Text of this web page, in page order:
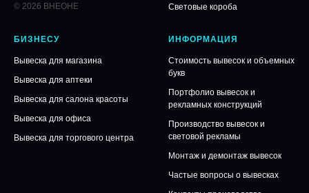
© 2026 ВНЕОНЕ
Световые короба
БИЗНЕСУ
Вывеска для магазина
Вывеска для аптеки
Вывеска для салона красоты
Вывеска для офиса
Вывеска для торгового центра
ИНФОРМАЦИЯ
Стоимость вывесок и объемных
букв
Портфолио вывесок и
рекламных конструкций
Производство вывесок и
световой рекламы
Монтаж и демонтаж вывесок
Частые вопросы о вывесках